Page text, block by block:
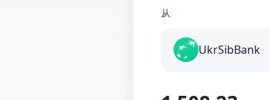
从
UkrSibBank